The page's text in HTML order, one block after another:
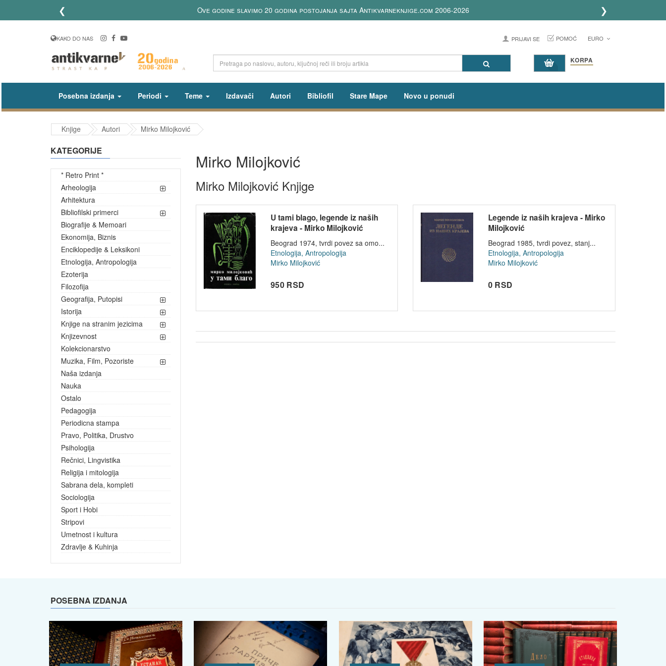
❮ Ove godine slavimo 20 godina postojanja sajta Antikvarneknjige.com 2006-2026 ❯
KAKO DO NAS PRIJAVI SE POMOĆ EURO
KORPA
Posebna izdanja Periodi Teme Izdavači Autori Bibliofil Stare Mape Novo u ponudi
Knjige Autori Mirko Milojković
KATEGORIJE
* Retro Print *
Arheologija
Arhitektura
Bibliofilski primerci
Biografije & Memoari
Ekonomija, Biznis
Enciklopedije & Leksikoni
Etnologija, Antropologija
Ezoterija
Filozofija
Geografija, Putopisi
Istorija
Knjige na stranim jezicima
Knjizevnost
Kolekcionarstvo
Muzika, Film, Pozoriste
Naša izdanja
Nauka
Ostalo
Pedagogija
Periodicna stampa
Pravo, Politika, Drustvo
Psihologija
Rečnici, Lingvistika
Religija i mitologija
Sabrana dela, kompleti
Sociologija
Sport i Hobi
Stripovi
Umetnost i kultura
Zdravlje & Kuhinja
Mirko Milojković
Mirko Milojković Knjige
U tami blago, legende iz naših
krajeva - Mirko Milojković
Beograd 1974, tvrdi povez sa omo...
Etnologija, Antropologija
Mirko Milojković
950 RSD
Legende iz naših krajeva - Mirko
Milojković
Beograd 1985, tvrdi povez, stanj...
Etnologija, Antropologija
Mirko Milojković
0 RSD
POSEBNA IZDANJA